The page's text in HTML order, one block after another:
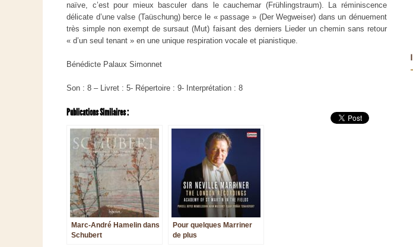
naïve, c’est pour mieux basculer dans le cauchemar (Frühlingstraum). La réminiscence
délicate d’une valse (Taüschung) berce le « passage » (Der Wegweiser) dans un dénuement
très simple non exempt de sursaut (Mut) faisant des derniers Lieder un chemin sans retour
« d’un seul tenant » en une unique respiration vocale et pianistique.
Bénédicte Palaux Simonnet
Son : 8 – Livret : 5- Répertoire : 9- Interprétation : 8
Publications Similaires :
Marc-André Hamelin dans
Schubert
Pour quelques Marriner
de plus